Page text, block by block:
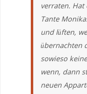
verraten. Hat
Tante
und lüften,
übernachten
sowieso
wenn, dann
neuen